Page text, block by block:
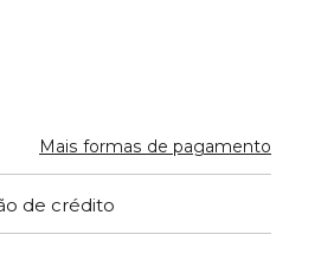
Mais formas de pagamento
de crédito